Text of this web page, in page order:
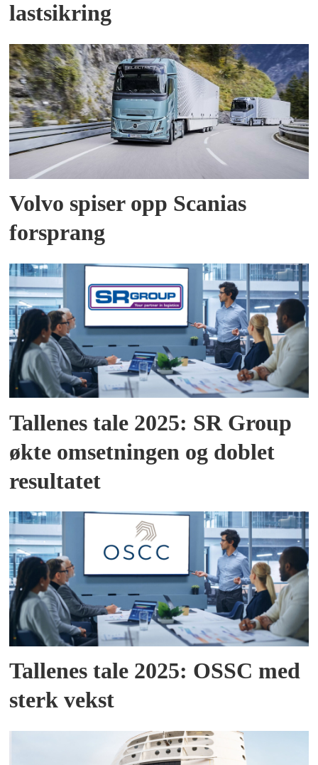
lastsikring
Volvo spiser opp Scanias
forsprang
Tallenes tale 2025: SR Group
økte omsetningen og doblet
resultatet
Tallenes tale 2025: OSSC med
sterk vekst